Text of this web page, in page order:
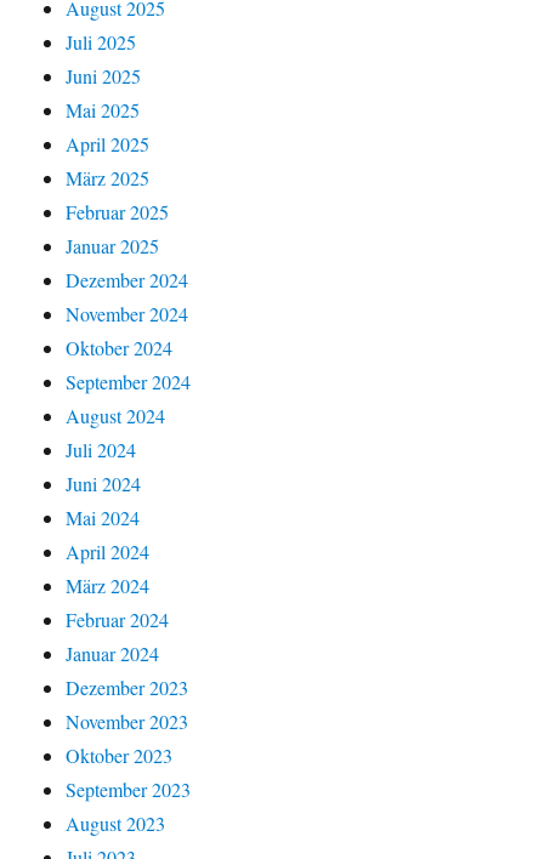
August 2025
Juli 2025
Juni 2025
Mai 2025
April 2025
März 2025
Februar 2025
Januar 2025
Dezember 2024
November 2024
Oktober 2024
September 2024
August 2024
Juli 2024
Juni 2024
Mai 2024
April 2024
März 2024
Februar 2024
Januar 2024
Dezember 2023
November 2023
Oktober 2023
September 2023
August 2023